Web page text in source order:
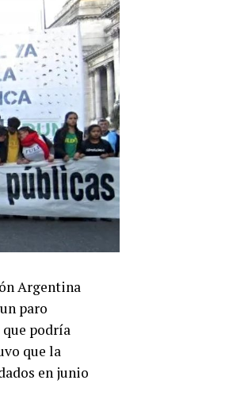
Argentina
paro
podría
que la
en junio